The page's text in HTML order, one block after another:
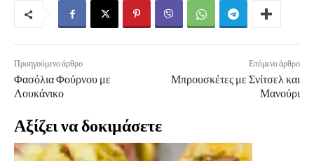
Προηγούμενο άρθρο
Φασόλια Φούρνου με
Λουκάνικο
Επόμενο άρθρο
Μπρουσκέτες με Σνίτσελ και
Μανούρι
Αξίζει να δοκιμάσετε